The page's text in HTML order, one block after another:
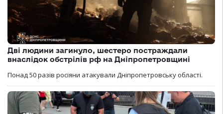
Дві людини загинуло, шестеро постраждали
внаслідок обстрілів рф на Дніпропетровщині
Понад 50 разів росіяни атакували Дніпропетровську області.